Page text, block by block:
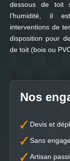
dessous de toit
l’humidité, il
interventions de
disposition pour
de toit (bois ou
Nos
Devis et
Sans
Artisan